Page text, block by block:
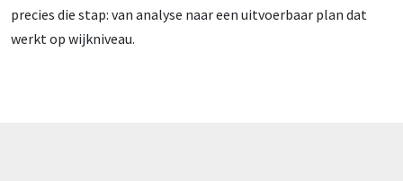
precies die stap: van analyse naar een uitvoerbaar plan dat
werkt op wijkniveau.